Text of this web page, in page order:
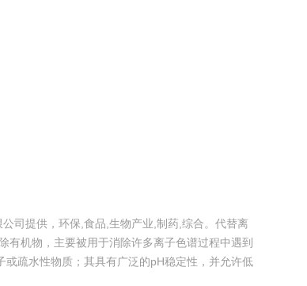
司提供，环保,食品,生物产业,制药,综合。代替离
有机物，主要被用于消除许多离子色谱过程中遇到
疏水性物质；其具有广泛的pH稳定性，并允许低